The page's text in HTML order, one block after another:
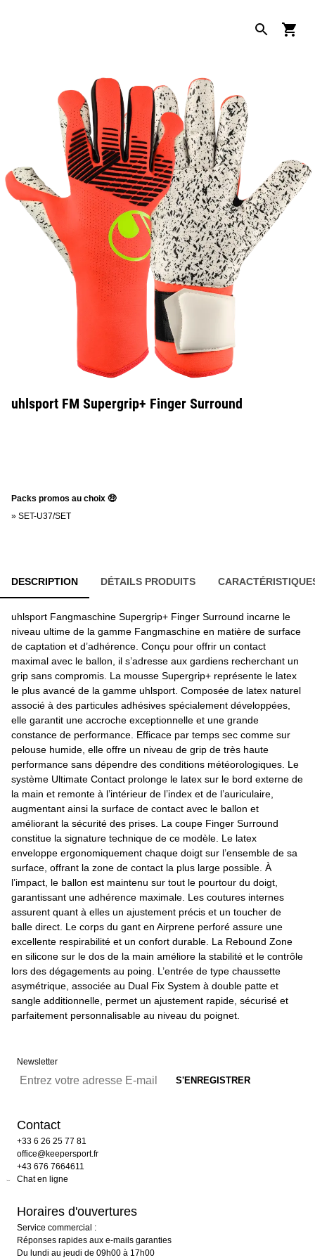
uhlsport FM Supergrip+ Finger Surround
Packs promos au choix 🤑
» SET-U37/SET
DESCRIPTION DÉTAILS PRODUITS
uhlsport Fangmaschine Supergrip+ Finger Surround incarne le
niveau ultime de la gamme Fangmaschine en matière de surface
de captation et d’adhérence. Conçu pour offrir un contact
maximal avec le ballon, il s’adresse aux gardiens recherchant un
grip sans compromis. La mousse Supergrip+ représente le latex
le plus avancé de la gamme uhlsport. Composée de latex naturel
associé à des particules adhésives spécialement développées,
elle garantit une accroche exceptionnelle et une grande
constance de performance. Efficace par temps sec comme sur
pelouse humide, elle offre un niveau de grip de très haute
performance sans dépendre des conditions météorologiques. Le
système Ultimate Contact prolonge le latex sur le bord externe de
la main et remonte à l’intérieur de l’index et de l’auriculaire,
augmentant ainsi la surface de contact avec le ballon et
améliorant la sécurité des prises. La coupe Finger Surround
constitue la signature technique de ce modèle. Le latex
enveloppe ergonomiquement chaque doigt sur l’ensemble de sa
surface, offrant la zone de contact la plus large possible. À
l’impact, le ballon est maintenu sur tout le pourtour du doigt,
garantissant une adhérence maximale. Les coutures internes
assurent quant à elles un ajustement précis et un toucher de
balle direct. Le corps du gant en Airprene perforé assure une
excellente respirabilité et un confort durable. La Rebound Zone
en silicone sur le dos de la main améliore la stabilité et le contrôle
lors des dégagements au poing. L’entrée de type chaussette
asymétrique, associée au Dual Fix System à double patte et
sangle additionnelle, permet un ajustement rapide, sécurisé et
parfaitement personnalisable au niveau du poignet.
Newsletter
Contact
+33 6 26 25 77 81
office@keepersport.fr
+43 676 7664611
Chat en ligne
Horaires d'ouvertures
Service commercial :
Réponses rapides aux e-mails garanties
Du lundi au jeudi de 09h00 à 17h00